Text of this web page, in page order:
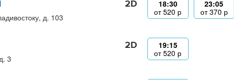
д. 103
2D
18:30
от520 р
23:05
от370 р
3
2D
19:15
от520 р